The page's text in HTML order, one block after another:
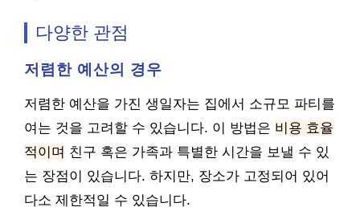
다양한 관점
저렴한 예산의 경우
저렴한 예산을 가진 생일자는 집에서 소규모 파티를
여는 것을 고려할 수 있습니다. 이 방법은 비용 효율
적이며 친구 혹은 가족과 특별한 시간을 보낼 수 있
는 장점이 있습니다. 하지만, 장소가 고정되어 있어
다소 제한적일 수 있습니다.